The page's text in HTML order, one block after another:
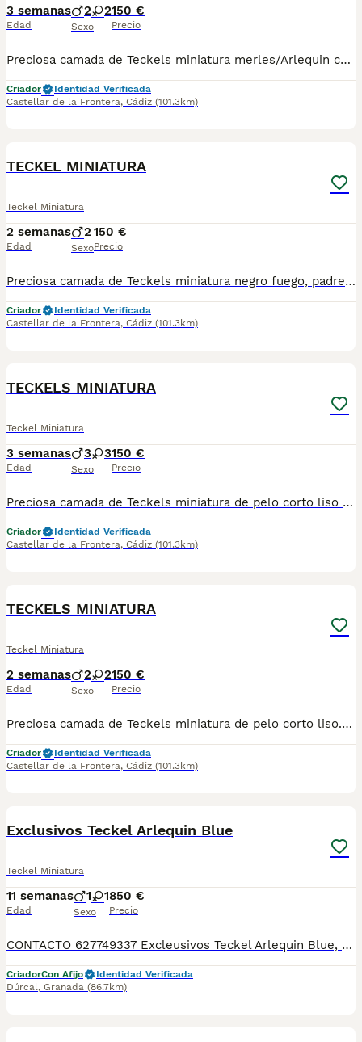
3 semanas
Edad
2 2
Sexo
150 €
Precio
Preciosa camada de Teckels miniatura merles/Arlequin chocolates de pelo corto liso. 2 machos y dos hembras. Se entregan con sus vacunas y desparasitacion al mes y medio de vida. Padre Arlequín chocolate y madre chocolate ambos miniatura. Para más información 621325499 EL PRECIO ES EL DE RESERVA QUE SE DESCUENTA DEL PRECIO FINAL
Criador
Identidad Verificada
Castellar de la Frontera, Cádiz (101.3km)
TECKEL MINIATURA
Teckel Miniatura
2 semanas
Edad
2
Sexo
150 €
Precio
Preciosa camada de Teckels miniatura negro fuego, padre arlequín plata y madre negra fuego ambos miniatura. Se entregan con un mes y medio con sus dos vacunas y desparasitaciones. Para más información 621325499 !! EL PRECIO ES EL DE RESERVA QUE SE DESCUENTA DEL PRECIO FINAL !!
Criador
Identidad Verificada
Castellar de la Frontera, Cádiz (101.3km)
TECKELS MINIATURA
Teckel Miniatura
3 semanas
Edad
3 3
Sexo
150 €
Precio
Preciosa camada de Teckels miniatura de pelo corto liso compuesta de 4 arlequines/ merle chocolate y dos chocolates. Padres miniatura de pelo corto madre chocolate y padre arlequín chocolate. Soy criador profesional con núcleo zoológico Para más información 621325499 !!! EL PRECIO ES EL DE RESERVA QUE SE DESCUENTA DEL PRECIO FINAL !!!
Criador
Identidad Verificada
Castellar de la Frontera, Cádiz (101.3km)
TECKELS MINIATURA
Teckel Miniatura
2 semanas
Edad
2 2
Sexo
150 €
Precio
Preciosa camada de Teckels miniatura de pelo corto liso. Está compuesta por dos hembras merle/ arlequines plata y dos machos negro fuego. Nacieron la semana pasada de madre negra fuego mini y padre merle/arlequin plata. Se entregan con un mes y medio con sus vacunas y desparasitaciones. Más información 621325499 !!! EL PRECIO ES EL DE RESERVA QUE SE DESCUENTA DEL PRECIO FINAL !!!
Criador
Identidad Verificada
Castellar de la Frontera, Cádiz (101.3km)
Exclusivos Teckel Arlequin Blue
Teckel Miniatura
11 semanas
Edad
1 1
Sexo
850 €
Precio
CONTACTO 627749337 Excleusivos Teckel Arlequin Blue, se entregan vacunados, desparasitados con su cartilla veterinaria. Criador profesional con afijo de la RSCE y FCI Centro de cria autorizado con núcleo zoológico Registro de criador autorizado
CriadorCon Afijo
Identidad Verificada
Dúrcal, Granada (86.7km)